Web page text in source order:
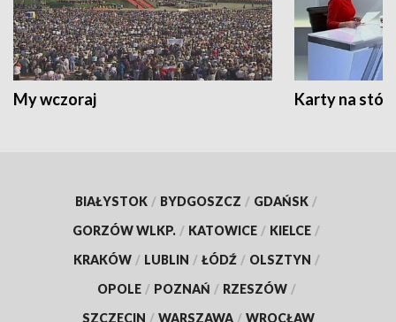
My wczoraj Karty na
BIAŁYSTOK / BYDGOSZCZ / GDAŃSK /
GORZÓW WLKP. / KATOWICE / KIELCE /
KRAKÓW / LUBLIN / ŁÓDŹ / OLSZTYN /
OPOLE / POZNAŃ / RZESZÓW /
SZCZECIN / WARSZAWA / WROCŁAW